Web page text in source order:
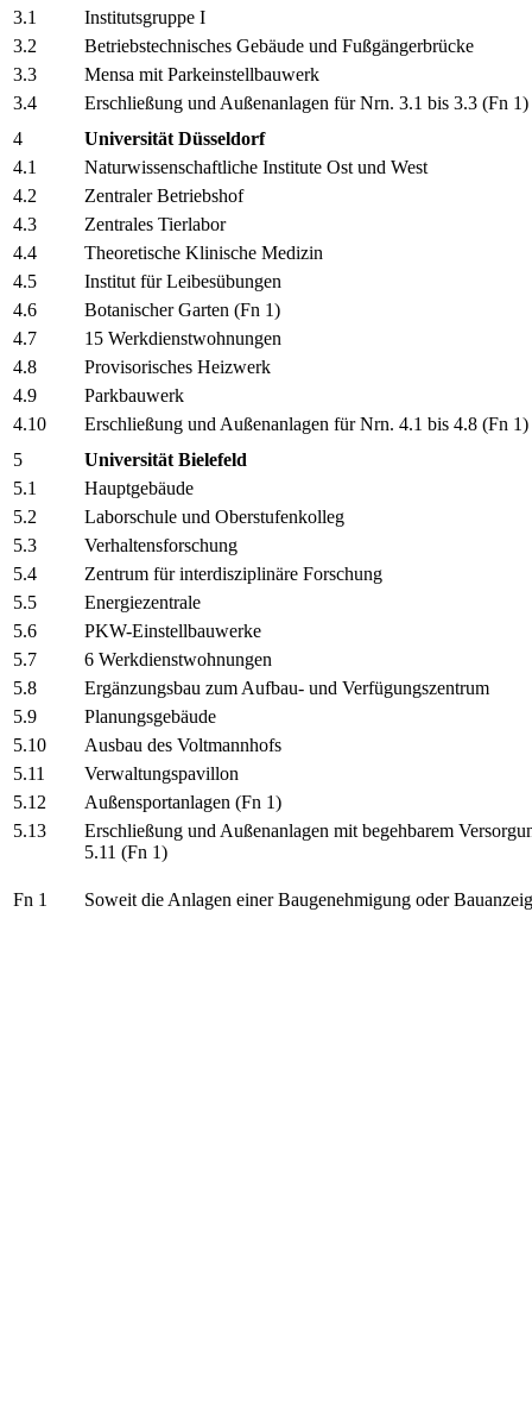
3.1
Institutsgruppe I
3.2
Betriebstechnisches Gebäude und Fußgängerbrücke
3.3
Mensa mit Parkeinstellbauwerk
3.4
Erschließung und Außenanlagen für Nrn. 3.1 bis 3.3 (Fn 1)
4
Universität Düsseldorf
4.1
Naturwissenschaftliche Institute Ost und West
4.2
Zentraler Betriebshof
4.3
Zentrales Tierlabor
4.4
Theoretische Klinische Medizin
4.5
Institut für Leibesübungen
4.6
Botanischer Garten (Fn 1)
4.7
15 Werkdienstwohnungen
4.8
Provisorisches Heizwerk
4.9
Parkbauwerk
4.10
Erschließung und Außenanlagen für Nrn. 4.1 bis 4.8 (Fn 1)
5
Universität Bielefeld
5.1
Hauptgebäude
5.2
Laborschule und Oberstufenkolleg
5.3
Verhaltensforschung
5.4
Zentrum für interdisziplinäre Forschung
5.5
Energiezentrale
5.6
PKW-Einstellbauwerke
5.7
6 Werkdienstwohnungen
5.8
Ergänzungsbau zum Aufbau- und Verfügungszentrum
5.9
Planungsgebäude
5.10
Ausbau des Voltmannhofs
5.11
Verwaltungspavillon
5.12
Außensportanlagen (Fn 1)
5.13
Erschließung und Außenanlagen mit begehbarem
5.11 (Fn 1)
Fn 1 Soweit die Anlagen einer Baugenehmigung oder